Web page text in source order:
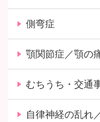
側弯症
顎関節症／顎の
むちうち・交通
自律神経の乱れ